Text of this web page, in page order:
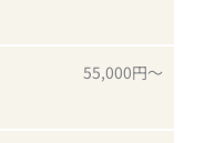
55,000円〜